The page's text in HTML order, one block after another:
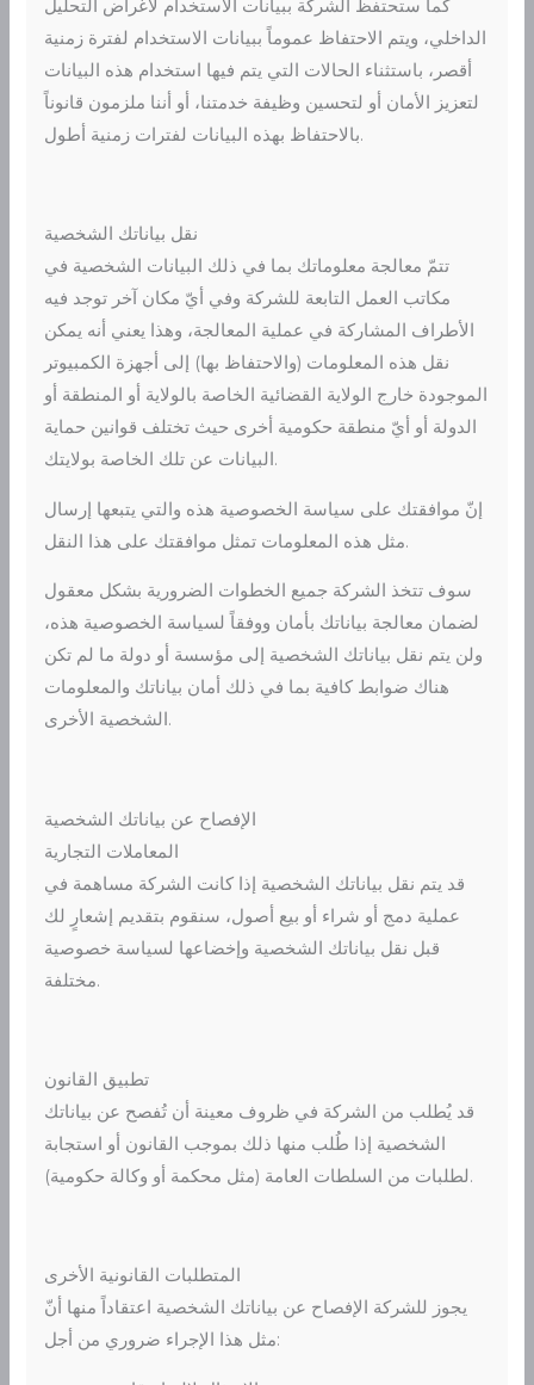
كما ستحتفظ الشركة ببيانات الاستخدام لأغراض التحليل
الداخلي، ويتم الاحتفاظ عموماً ببيانات الاستخدام لفترة زمنية
أقصر، باستثناء الحالات التي يتم فيها استخدام هذه البيانات
لتعزيز الأمان أو لتحسين وظيفة خدمتنا، أو أننا ملزمون قانوناً
بالاحتفاظ بهذه البيانات لفترات زمنية أطول.
نقل بياناتك الشخصية
تتمّ معالجة معلوماتك بما في ذلك البيانات الشخصية في
مكاتب العمل التابعة للشركة وفي أيّ مكان آخر توجد فيه
الأطراف المشاركة في عملية المعالجة، وهذا يعني أنه يمكن
نقل هذه المعلومات (والاحتفاظ بها) إلى أجهزة الكمبيوتر
الموجودة خارج الولاية القضائية الخاصة بالولاية أو المنطقة أو
الدولة أو أيّ منطقة حكومية أخرى حيث تختلف قوانين حماية
البيانات عن تلك الخاصة بولايتك.
إنّ موافقتك على سياسة الخصوصية هذه والتي يتبعها إرسال
مثل هذه المعلومات تمثل موافقتك على هذا النقل.
سوف تتخذ الشركة جميع الخطوات الضرورية بشكل معقول
لضمان معالجة بياناتك بأمان ووفقاً لسياسة الخصوصية هذه،
ولن يتم نقل بياناتك الشخصية إلى مؤسسة أو دولة ما لم تكن
هناك ضوابط كافية بما في ذلك أمان بياناتك والمعلومات
الشخصية الأخرى.
الإفصاح عن بياناتك الشخصية
المعاملات التجارية
قد يتم نقل بياناتك الشخصية إذا كانت الشركة مساهمة في
عملية دمج أو شراء أو بيع أصول، سنقوم بتقديم إشعارٍ لك
قبل نقل بياناتك الشخصية وإخضاعها لسياسة خصوصية
مختلفة.
تطبيق القانون
قد يُطلب من الشركة في ظروف معينة أن تُفصح عن بياناتك
الشخصية إذا طُلب منها ذلك بموجب القانون أو استجابة
لطلبات من السلطات العامة (مثل محكمة أو وكالة حكومية).
المتطلبات القانونية الأخرى
يجوز للشركة الإفصاح عن بياناتك الشخصية اعتقاداً منها أنّ
مثل هذا الإجراء ضروري من أجل: